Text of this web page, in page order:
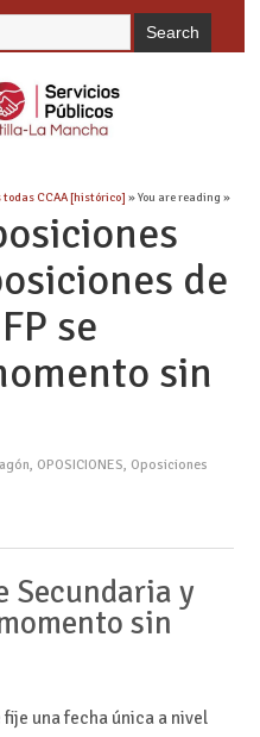
todas CCAA [histórico] » You are reading »
de
se
sin
, OPOSICIONES, Oposiciones
Secundaria y
sin
fije una fecha única a nivel